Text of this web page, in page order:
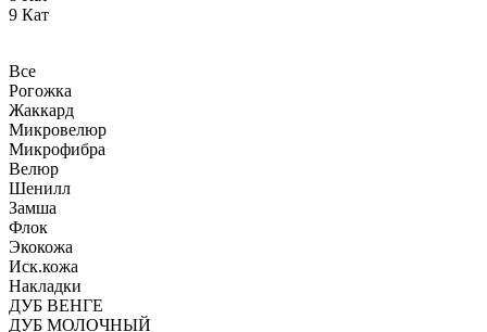
9 Кат
Все
Рогожка
Жаккард
Микровелюр
Микрофибра
Велюр
Шенилл
Замша
Флок
Экокожа
Иск.кожа
Накладки
ДУБ ВЕНГЕ
ДУБ МОЛОЧНЫЙ